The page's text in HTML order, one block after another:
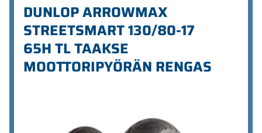
DUNLOP ARROWMAX
STREETSMART 130/80-17
65H TL TAAKSE
MOOTTORIPYÖRÄN RENGAS